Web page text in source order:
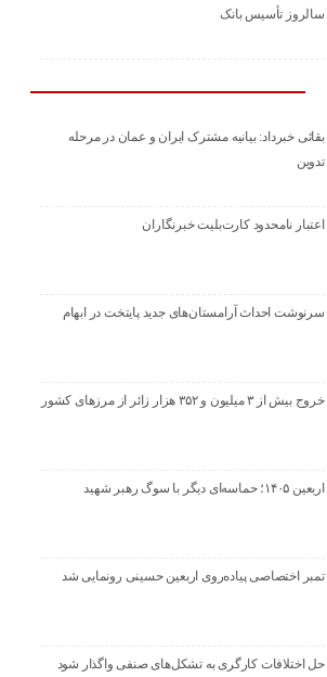
سالروز تأسیس بانک
بقائی خبرداد: بیانیه مشترک ایران و عمان در مرحله
تدوین
اعتبار نامحدود کارت‌بلیت خبرنگاران
سرنوشت احداث آرامستان‌های جدید پایتخت در ابهام
خروج بیش از ۳ میلیون و ۳۵۲ هزار زائر از مرزهای کشور
اربعین ۱۴۰۵؛ حماسه‌ای دیگر با سوگ رهبر شهید
تمبر اختصاصی پیاده‌روی اربعین حسینی رونمایی شد
حل اختلافات کارگری به تشکل‌های صنفی واگذار شود